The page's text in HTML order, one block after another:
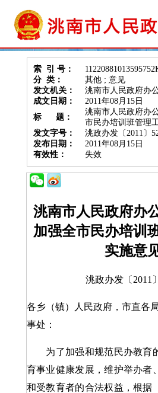
索 引 号：
分 类：
其他 ; 意见
发文机关：
洮南市人民政府办
成文日期：
2011年08月15日
标 题：
洮南市人民政府办
市民办培训班管理
发文字号：
洮政办发〔2011〕
发布日期：
2011年08月15日
有效性：
失效
洮南市人民政府办
加强全市民办培训
实施意
洮政办发〔2011
各乡（镇）人民政府，市直各
事处：
为了加强和规范民办教育
育事业健康发展，维护举办者
和受教育者的合法权益，根据